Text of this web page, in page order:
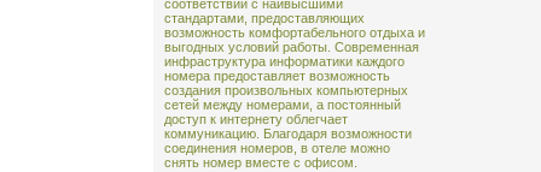
соответствии с наивысшими
стандартами, предоставляющих
возможность комфортабельного отдыха и
выгодных условий работы. Современная
инфраструктура информатики каждого
номера предоставляет возможность
создания произвольных компьютерных
сетей между номерами, а постоянный
доступ к интернету облегчает
коммуникацию. Благодаря возможности
соединения номеров, в отеле можно
снять номер вместе с офисом.